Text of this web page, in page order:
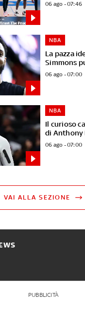
06 ago - 07:46
La pazza
Simmons
NBA
06 ago - 07:00
Il curioso
di Anthony
NBA
06 ago - 07:00
VAI ALLA SEZIONE
PUBBLICITÀ